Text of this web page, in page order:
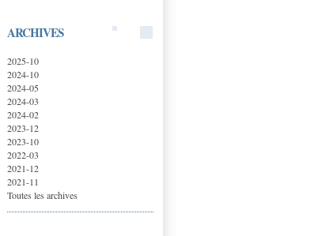
ARCHIVES
2025-10
2024-10
2024-05
2024-03
2024-02
2023-12
2023-10
2022-03
2021-12
2021-11
Toutes les archives